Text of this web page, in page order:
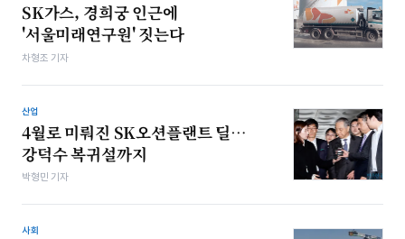
SK가스, 경희궁 인근에
'서울미래연구원' 짓는다
차형조 기자
산업
4월로 미뤄진 SK오션플랜트 딜…
강덕수 복귀설까지
박형민 기자
사회